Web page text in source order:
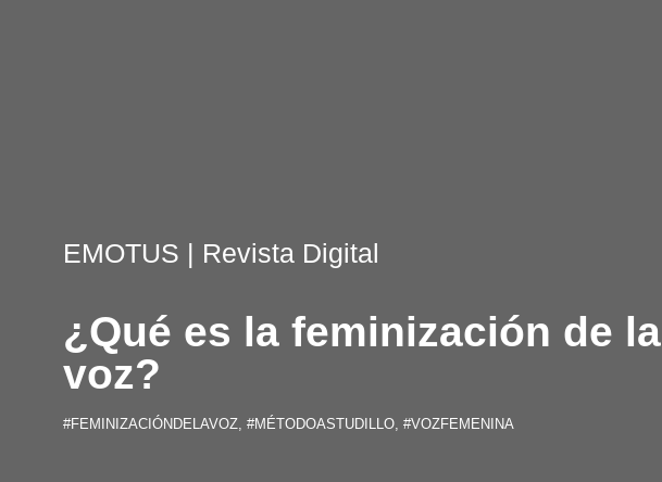
EMOTUS | Revista Digital
¿Qué es la feminización de la
voz?
#FEMINIZACIÓNDELAVOZ,#MÉTODOASTUDILLO,#VOZFEMENINA